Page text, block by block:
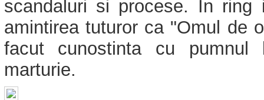
scandaluri si procese. In ring
amintirea tuturor ca "Omul de
facut cunostinta cu pumnul
marturie.